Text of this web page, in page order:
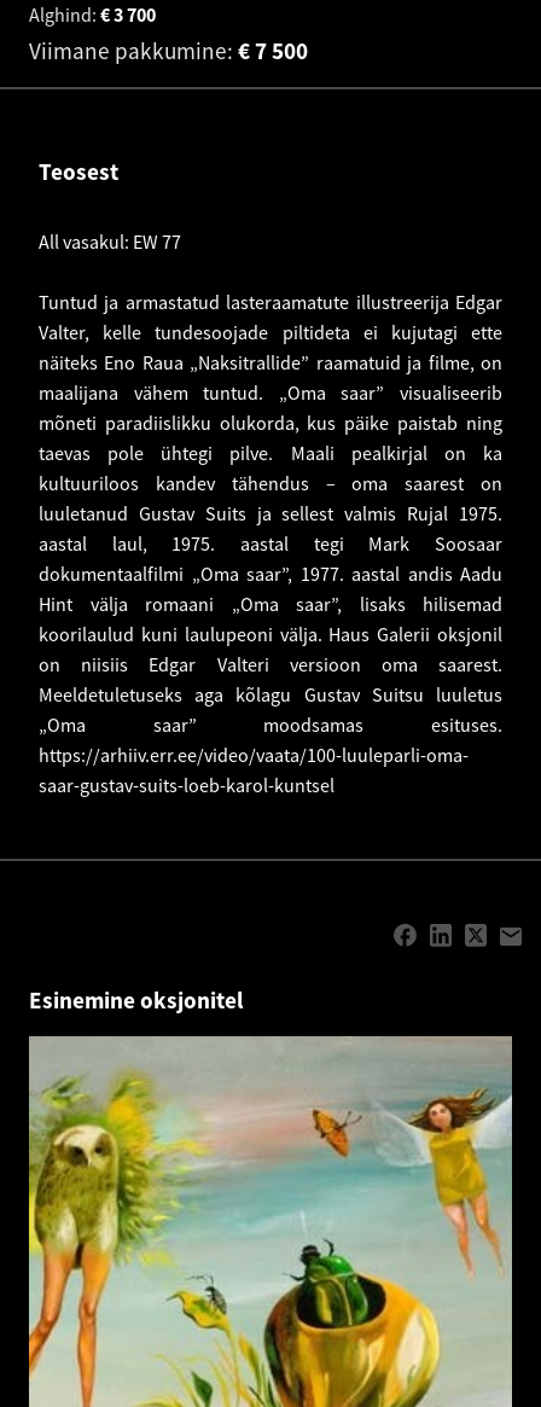
Alghind:
3 700
€
Viimane pakkumine: 7 500
€
Teosest
All vasakul: EW 77
Tuntud ja armastatud lasteraamatute illustreerija Edgar
Valter, kelle tundesoojade piltideta ei kujutagi ette
näiteks Eno Raua „Naksitrallide” raamatuid ja filme, on
maalijana vähem tuntud. „Oma saar” visualiseerib
mõneti paradiislikku olukorda, kus päike paistab ning
taevas pole ühtegi pilve. Maali pealkirjal on ka
kultuuriloos kandev tähendus – oma saarest on
luuletanud Gustav Suits ja sellest valmis Rujal 1975.
aastal laul, 1975. aastal tegi Mark Soosaar
dokumentaalfilmi „Oma saar”, 1977. aastal andis Aadu
Hint välja romaani „Oma saar”, lisaks hilisemad
koorilaulud kuni laulupeoni välja. Haus Galerii oksjonil
on niisiis Edgar Valteri versioon oma saarest.
Meeldetuletuseks aga kõlagu Gustav Suitsu luuletus
„Oma saar” moodsamas esituses.
https://arhiiv.err.ee/video/vaata/100-luuleparli-oma-
saar-gustav-suits-loeb-karol-kuntsel
Esinemine oksjonitel